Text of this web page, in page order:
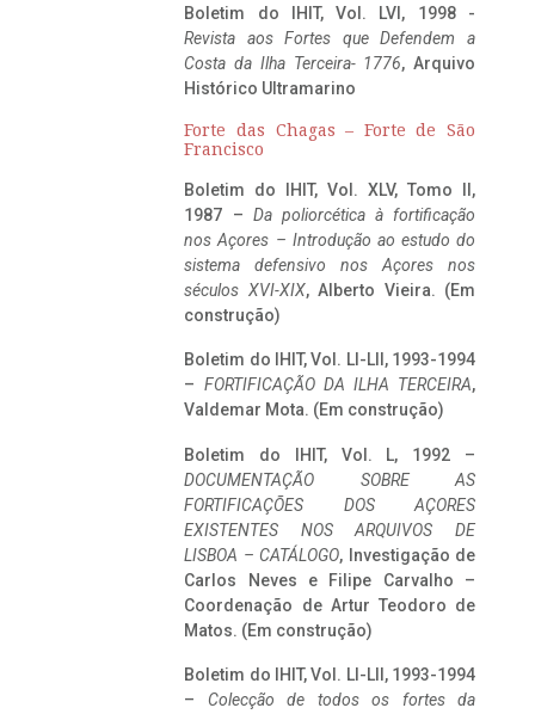
Boletim do IHIT, Vol. LVI, 1998 -
Revista aos Fortes que Defendem a
Costa da Ilha Terceira- 1776, Arquivo
Histórico Ultramarino
Forte das Chagas – Forte de São
Francisco
Boletim do IHIT, Vol. XLV, Tomo II,
1987 – Da poliorcética à fortificação
nos Açores – Introdução ao estudo do
sistema defensivo nos Açores nos
séculos XVI-XIX, Alberto Vieira. (Em
construção)
Boletim do IHIT, Vol. LI-LII, 1993-1994
– FORTIFICAÇÃO DA ILHA TERCEIRA,
Valdemar Mota. (Em construção)
Boletim do IHIT, Vol. L, 1992 –
DOCUMENTAÇÃO SOBRE AS
FORTIFICAÇÕES DOS AÇORES
EXISTENTES NOS ARQUIVOS DE
LISBOA – CATÁLOGO, Investigação de
Carlos Neves e Filipe Carvalho –
Coordenação de Artur Teodoro de
Matos. (Em construção)
Boletim do IHIT, Vol. LI-LII, 1993-1994
– Colecção de todos os fortes da